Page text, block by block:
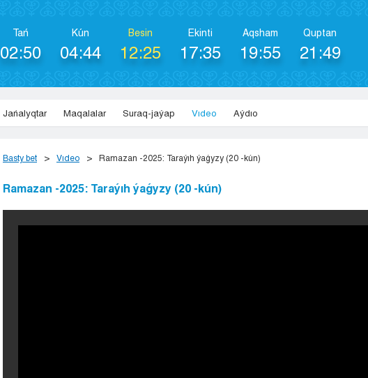
Tań
02:50
Kún
04:44
Besіn
12:25
Ekіntі
17:35
Aqsham
19:55
Quptan
21:49
Jańalyqtar Maqalalar Suraq-jaýap Vıdeo Aýdıo
Basty bet Vıdeo Ramazan -2025: Taraýıh ýaǵyzy (20 -kún)
Ramazan -2025: Taraýıh ýaǵyzy (20 -kún)